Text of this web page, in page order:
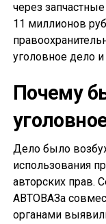
через
11 миллионов
уголовное дело
Почему
Дело было
использования
авторских прав.
АВТОВАЗа
органами